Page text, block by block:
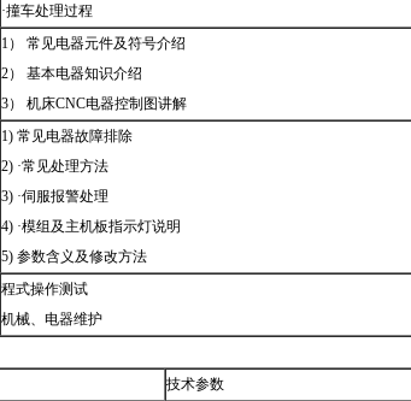
·撞车处理过程
1） 常见电器元件及符号介绍
2） 基本电器知识介绍
3） 机床CNC电器控制图讲解
1) 常见电器故障排除
2) ·常见处理方法
3) ·伺服报警处理
4) ·模组及主机板指示灯说明
5) 参数含义及修改方法
程式操作测试
机械、电器维护
技术参数